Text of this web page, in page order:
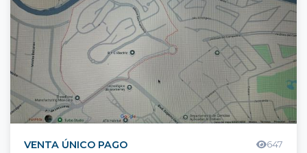
VENTA ÚNICO PAGO 647